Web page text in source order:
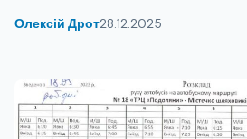
Олексій Дрот28.12.2025